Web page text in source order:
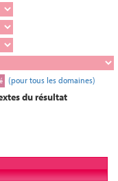
(pour tous les domaines)
du résultat